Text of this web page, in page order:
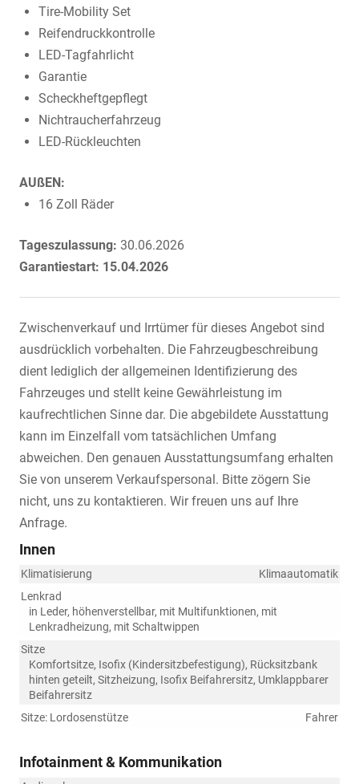
Tire-Mobility Set
Reifendruckkontrolle
LED-Tagfahrlicht
Garantie
Scheckheftgepflegt
Nichtraucherfahrzeug
LED-Rückleuchten
AUßEN:
16 Zoll Räder
Tageszulassung: 30.06.2026
Garantiestart: 15.04.2026
Zwischenverkauf und Irrtümer für dieses Angebot sind
ausdrücklich vorbehalten. Die Fahrzeugbeschreibung
dient lediglich der allgemeinen Identifizierung des
Fahrzeuges und stellt keine Gewährleistung im
kaufrechtlichen Sinne dar. Die abgebildete Ausstattung
kann im Einzelfall vom tatsächlichen Umfang
abweichen. Den genauen Ausstattungsumfang erhalten
Sie von unserem Verkaufspersonal. Bitte zögern Sie
nicht, uns zu kontaktieren. Wir freuen uns auf Ihre
Anfrage.
Innen
Klimatisierung
Klimaautomatik
Lenkrad
in Leder, höhenverstellbar, mit Multifunktionen, mit
Lenkradheizung, mit Schaltwippen
Sitze
Komfortsitze, Isofix (Kindersitzbefestigung), Rücksitzbank
hinten geteilt, Sitzheizung, Isofix Beifahrersitz, Umklappbarer
Beifahrersitz
Sitze: Lordosenstütze
Fahrer
Infotainment & Kommunikation